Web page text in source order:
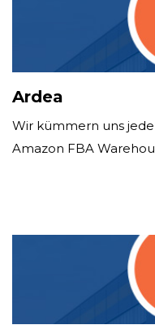
Ardea
Wir kümmern uns
Amazon FBA